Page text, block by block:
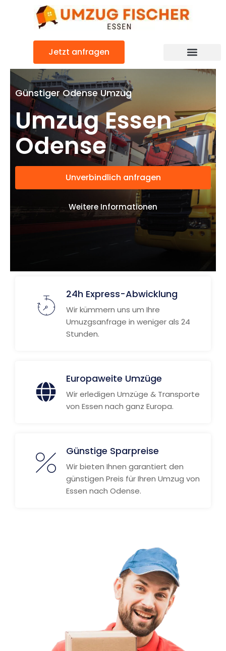
Jetzt anfragen
Günstiger Odense Umzug
Umzug Essen
Odense
Unverbindlich anfragen
Weitere Informationen
24h Express-Abwicklung
Wir kümmern uns um Ihre
Umuzgsanfrage in weniger als 24
Stunden.
Europaweite Umzüge
Wir erledigen Umzüge & Transporte
von Essen nach ganz Europa.
Günstige Sparpreise
Wir bieten Ihnen garantiert den
günstigen Preis für Ihren Umzug von
Essen nach Odense.